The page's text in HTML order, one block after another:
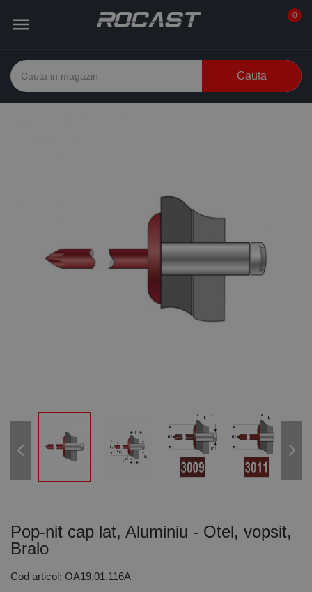
 0
Cauta
Pop-nit cap lat, Aluminiu - Otel, vopsit,
Bralo
Cod articol: OA19.01.116A